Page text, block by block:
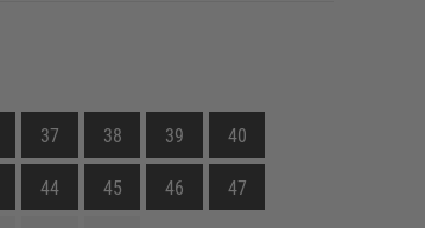
37 38 39 40
44 45 46 47